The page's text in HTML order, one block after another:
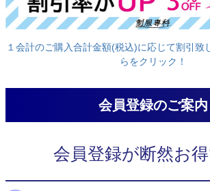
１会計のご購入合計金額(税込)に応じて割引致
らをクリック！
会員登録のご案内
会員登録が断然お